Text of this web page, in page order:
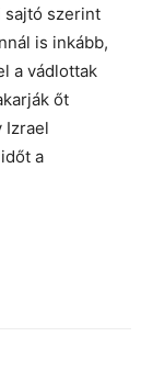
sajtó szerint
is inkább,
a vádlottak
őt
Izrael
a